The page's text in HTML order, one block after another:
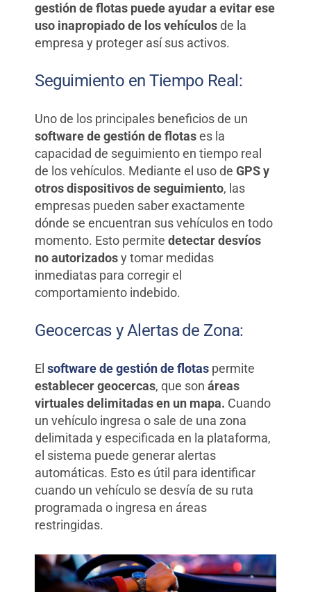
gestión de flotas puede ayudar a evitar ese
uso inapropiado de los vehículosde la
empresa y proteger así sus activos.
Seguimiento en Tiempo Real:
Uno de los principales beneficios de un
software de gestión de flotases la
capacidad de seguimiento en tiempo real
de los vehículos. Mediante el uso deGPS y
otros dispositivos de seguimiento, las
empresas pueden saber exactamente
dónde se encuentran sus vehículos en todo
momento. Esto permitedetectar desvíos
no autorizadosy tomar medidas
inmediatas para corregir el
comportamiento indebido.
Geocercas y Alertas de Zona:
Elsoftware de gestión de flotas permite
establecer geocercas, que sonáreas
virtuales delimitadas en un mapa. Cuando
un vehículo ingresa o sale de una zona
delimitada y especificada en la plataforma,
el sistema puede generar alertas
automáticas. Esto es útil para identificar
cuando un vehículo se desvía de su ruta
programada o ingresa en áreas
restringidas.